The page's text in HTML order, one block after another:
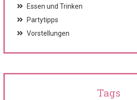
Essen und Trinken
Partytipps
Vorstellungen
Tags